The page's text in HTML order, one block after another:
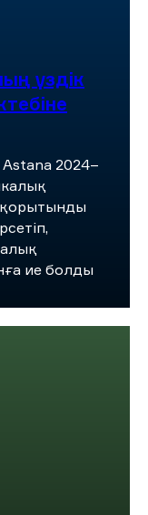
үздік
2024–
ие болды